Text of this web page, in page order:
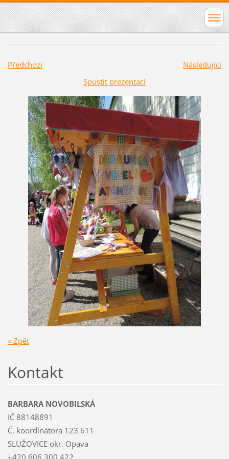
Předchozí
Následující
Spustit prezentaci
« Zpět
Kontakt
BARBARA NOVOBILSKÁ
IČ 88148891
Č. koordinátora 123 611
SLUŽOVICE okr. Opava
+420 606 300 422